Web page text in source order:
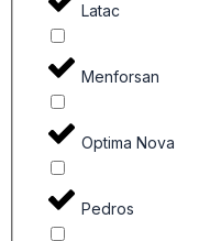
Latac
Menforsan
Optima Nova
Pedros